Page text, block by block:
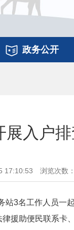
政务公开
展入户
17:10:53 浏览次数：
3名工作人员一
援助便民联系